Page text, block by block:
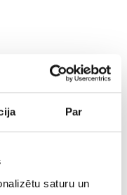
Par
saturu un